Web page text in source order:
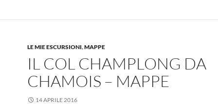
LE MIE ESCURSIONI,MAPPE
IL COL CHAMPLONG DA
CHAMOIS – MAPPE
14 APRILE 2016